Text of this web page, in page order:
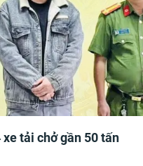
xe tải chở gần 50 tấn